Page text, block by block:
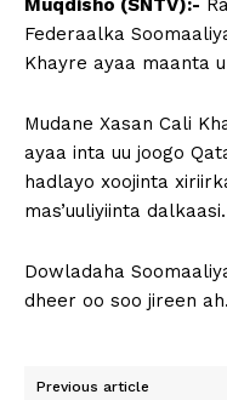
Muqdisho (SNTV):-
Federaalka
Khayre ayaa maanta
Mudane Xasan Cali
ayaa inta uu joogo
hadlayo xoojinta
mas’uuliyiinta dalkaasi.
Dowladaha
dheer oo soo jireen ah.
Previous article